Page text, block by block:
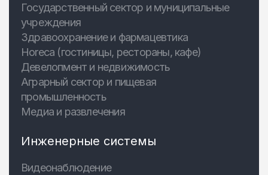
Государственный сектор и муниципальные
учреждения
Здравоохранение и фармацевтика
Horeca (гостиницы, рестораны, кафе)
Девелопмент и недвижимость
Аграрный сектор и пищевая
промышленность
Медиа и развлечения
Инженерные системы
Видеонаблюдение